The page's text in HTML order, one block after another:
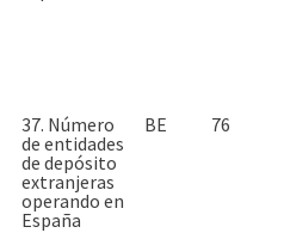
37. Número
de entidades
de depósito
extranjeras
operando en
España
BE 76